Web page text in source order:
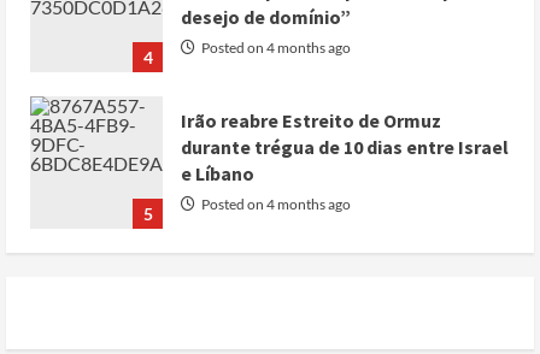
5
Irão reabre Estreito de Ormuz
durante trégua de 10 dias entre Israel
Conflito por água deixa mais de 40
mortos no leste do Chade